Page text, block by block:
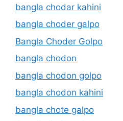
bangla chodar kahini
bangla choder galpo
Bangla Choder Golpo
bangla chodon
bangla chodon golpo
bangla chodon kahini
bangla chote galpo